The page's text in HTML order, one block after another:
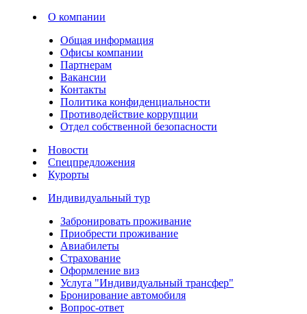
О компании
Общая информация
Офисы компании
Партнерам
Вакансии
Контакты
Политика конфиденциальности
Противодействие коррупции
Отдел собственной безопасности
Новости
Спецпредложения
Курорты
Индивидуальный тур
Забронировать проживание
Приобрести проживание
Авиабилеты
Страхование
Оформление виз
Услуга "Индивидуальный трансфер"
Бронирование автомобиля
Вопрос-ответ